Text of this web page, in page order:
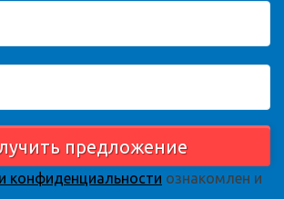
предложение
конфиденциальности ознакомлен и